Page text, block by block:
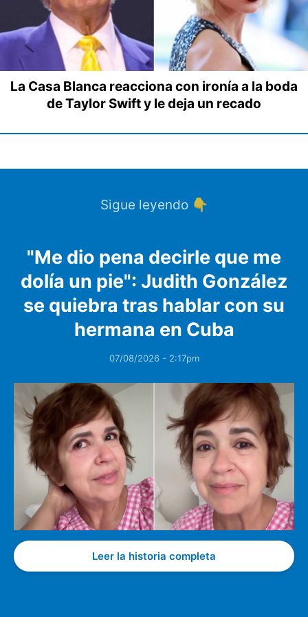
La Casa Blanca reacciona con ironía a la boda
de Taylor Swift y le deja un recado
Sigue leyendo 👇